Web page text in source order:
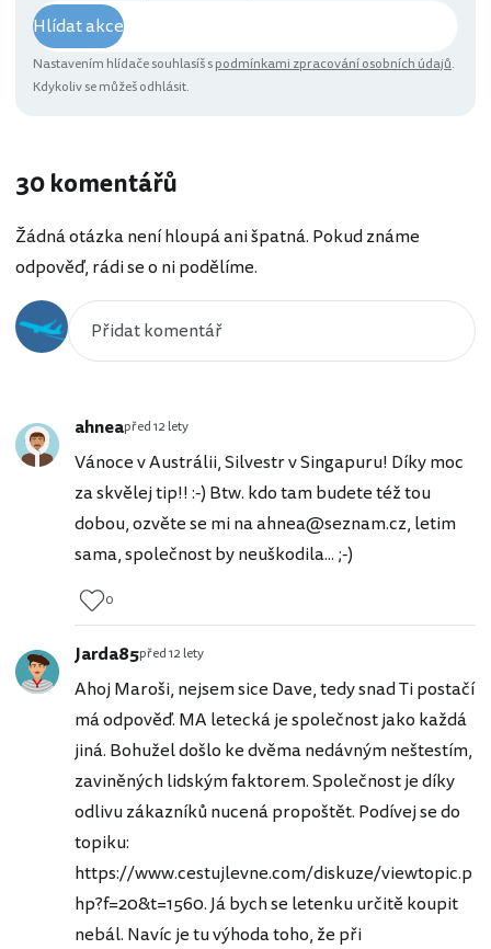
Hlídat akce
Nastavením hlídače souhlasíš spodmínkami zpracování osobních údajů.
Kdykoliv se můžeš odhlásit.
30 komentářů
Žádná otázka není hloupá ani špatná. Pokud známe
odpověď, rádi se o ni podělíme.
ahneapřed 12 lety
Vánoce v Austrálii, Silvestr v Singapuru! Díky moc
za skvělej tip!! :-) Btw. kdo tam budete též tou
dobou, ozvěte se mi na ahnea@seznam.cz, letim
sama, společnost by neuškodila... ;-)
0
Jarda85před 12 lety
Ahoj Maroši, nejsem sice Dave, tedy snad Ti postačí
má odpověď. MA letecká je společnost jako každá
jiná. Bohužel došlo ke dvěma nedávným neštestím,
zaviněných lidským faktorem. Společnost je díky
odlivu zákazníků nucená propoštět. Podívej se do
topiku:
https://www.cestujlevne.com/diskuze/viewtopic.p
hp?f=20&t=1560. Já bych se letenku určitě koupit
nebál. Navíc je tu výhoda toho, že při